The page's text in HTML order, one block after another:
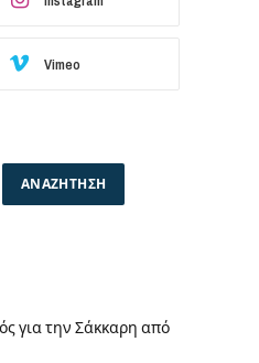
Vimeo
ΑΝΑΖΉΤΗΣΗ
για την Σάκκαρη από